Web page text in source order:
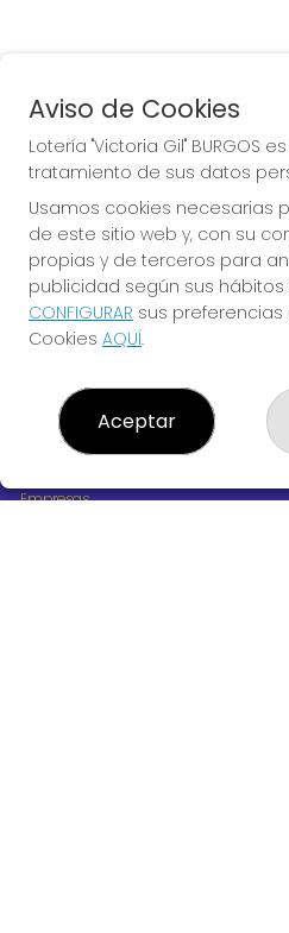
La de la
Gamonal
¿Quiénes somos?
Comprar lotería
Resultados
Empresas
Aviso de Cookies
Lotería "Victoria Gil" BURGOS
tratamiento de sus datos
Usamos cookies necesarias
de este sitio web y, con su
propias y de terceros para
publicidad según sus
CONFIGURAR sus preferencias
Cookies AQUÍ.
Aceptar